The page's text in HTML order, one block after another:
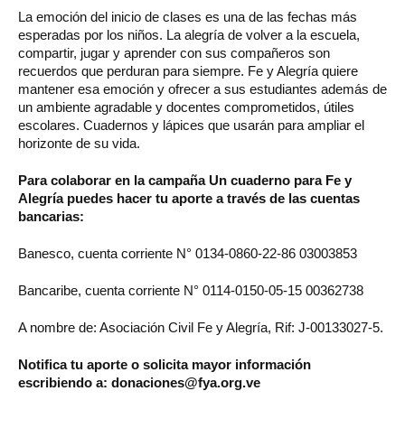
La emoción del inicio de clases es una de las fechas más
esperadas por los niños. La alegría de volver a la escuela,
compartir, jugar y aprender con sus compañeros son
recuerdos que perduran para siempre. Fe y Alegría quiere
mantener esa emoción y ofrecer a sus estudiantes además de
un ambiente agradable y docentes comprometidos, útiles
escolares. Cuadernos y lápices que usarán para ampliar el
horizonte de su vida.
Para colaborar en la campaña Un cuaderno para Fe y
Alegría puedes hacer tu aporte a través de las cuentas
bancarias:
Banesco, cuenta corriente N° 0134-0860-22-86 03003853
Bancaribe, cuenta corriente N° 0114-0150-05-15 00362738
A nombre de: Asociación Civil Fe y Alegría, Rif: J-00133027-5.
Notifica tu aporte o solicita mayor información
escribiendo a: donaciones@fya.org.ve